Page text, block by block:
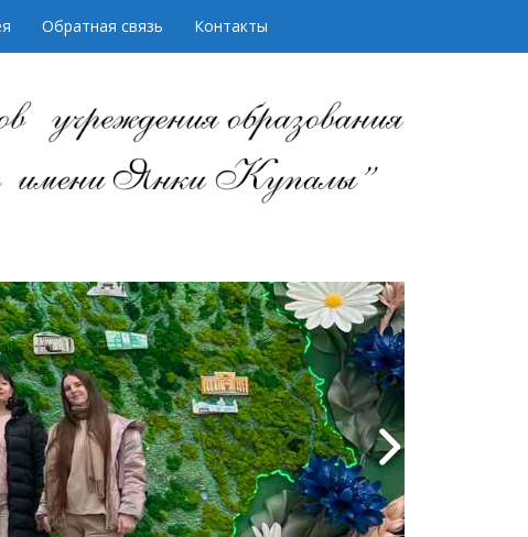
Обратная связь Контакты
учреждения
университет